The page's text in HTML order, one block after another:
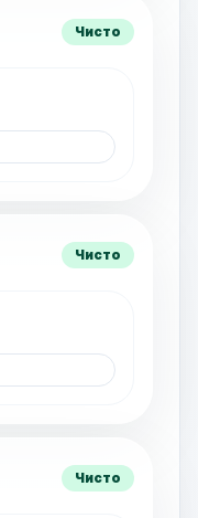
Чисто
Чисто
Чисто